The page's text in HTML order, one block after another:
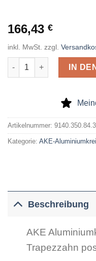
166,43 €
inkl. MwSt. zzgl.
AKE
IN
Artikelnummer:
Kategorie: AKE-
Beschreibung
AKE
Trapezzahn